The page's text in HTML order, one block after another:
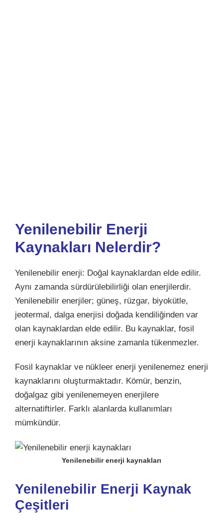
Yenilenebilir Enerji
Kaynakları Nelerdir?
Yenilenebilir enerji: Doğal kaynaklardan elde edilir.
Aynı zamanda sürdürülebilirliği olan enerjilerdir.
Yenilenebilir enerjiler; güneş, rüzgar, biyokütle,
jeotermal, dalga enerjisi doğada kendiliğinden var
olan kaynaklardan elde edilir. Bu kaynaklar, fosil
enerji kaynaklarının aksine zamanla tükenmezler.
Fosil kaynaklar ve nükleer enerji yenilenemez enerji
kaynaklarını oluşturmaktadır. Kömür, benzin,
doğalgaz gibi yenilenemeyen enerjilere
alternatiftirler. Farklı alanlarda kullanımları
mümkündür.
Yenilenebilir enerji kaynakları
Yenilenebilir Enerji Kaynak
Çeşitleri